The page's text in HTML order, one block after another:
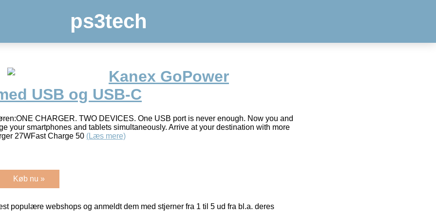
ps3tech
Kanex GoPower
USB og USB-C
CHARGER. TWO DEVICES. One USB port is never enough. Now you and
your smartphones and tablets simultaneously. Arrive at your destination with more
27WFast Charge 50 (Læs mere)
Køb nu »
populære webshops og anmeldt dem med stjerner fra 1 til 5 ud fra bl.a. deres